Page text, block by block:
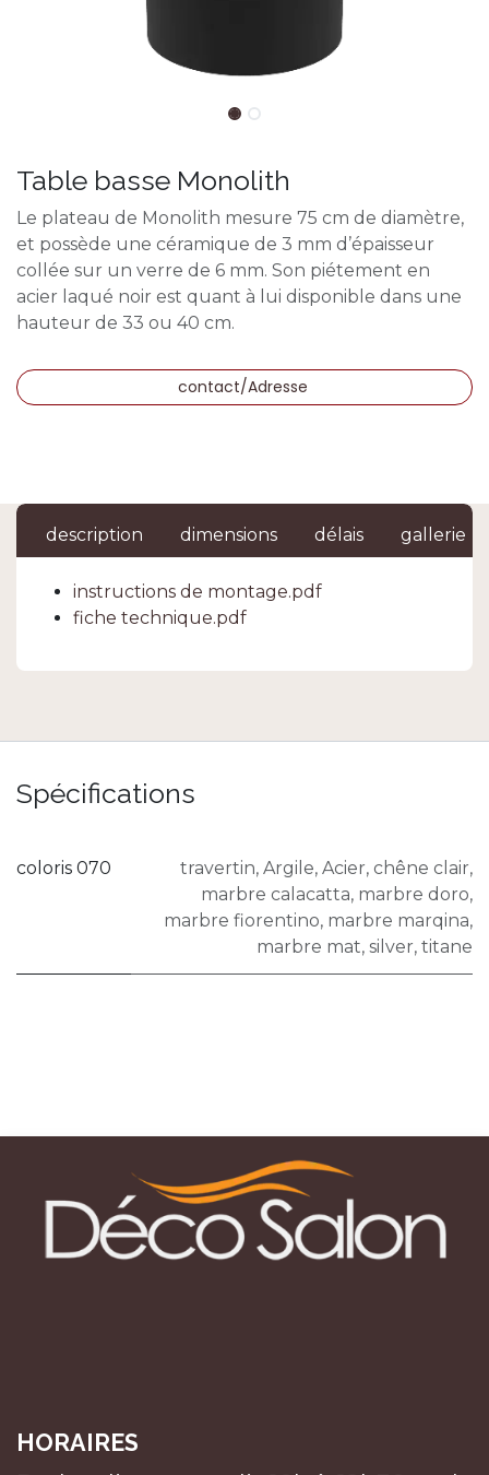
Table basse Monolith
Le plateau de Monolith mesure 75 cm de diamètre,
et possède une céramique de 3 mm d’épaisseur
collée sur un verre de 6 mm. Son piétement en
acier laqué noir est quant à lui disponible dans une
hauteur de 33 ou 40 cm.
contact/Adresse
description dimensions délais gallerie
instructions de montage.pdf
fiche technique.pdf
Spécifications
coloris 070 travertin, Argile, Acier, chêne clair,
marbre calacatta, marbre doro,
marbre fiorentino, marbre marqina,
marbre mat, silver, titane
HORAIRES